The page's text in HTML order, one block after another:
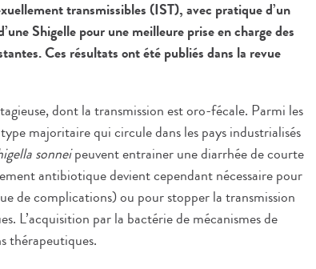
transmissibles (IST), avec pratique d’un
Shigelle pour une meilleure prise en charge des
Ces résultats ont été publiés dans la revue
dont la transmission est oro-fécale. Parmi les
majoritaire qui circule dans les pays industrialisés
sonneipeuvent entrainer une diarrhée de courte
antibiotique devient cependant nécessaire pour
de complications) ou pour stopper la transmission
L’acquisition par la bactérie de mécanismes de
thérapeutiques.